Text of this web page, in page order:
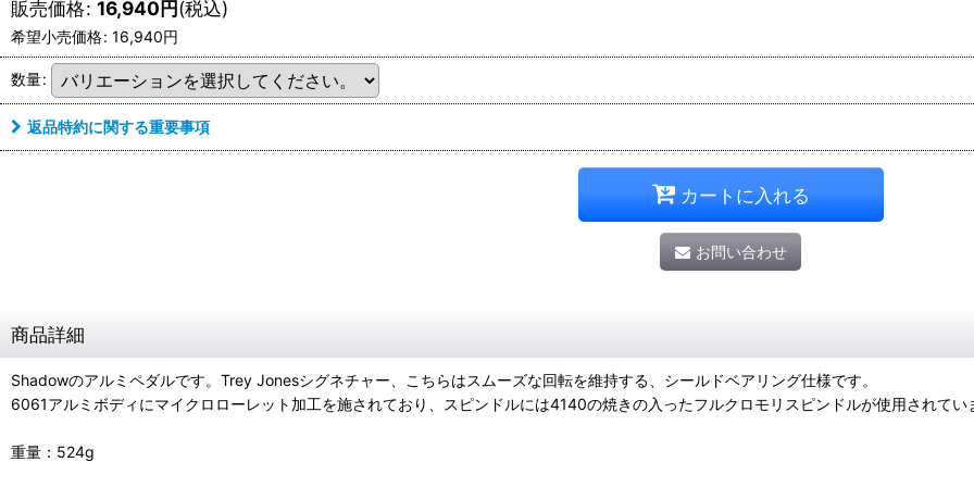
販売価格: 16,940円(税込)
希望小売価格: 16,940円
数量:
返品特約に関する重要事項
カートに入れる
お問い合わせ
商品詳細
Shadowのアルミペダルです。Trey Jonesシグネチャー、こちらはスムーズな回転を維持する、シールドベアリング仕様です。
6061アルミボディにマイクロローレット加工を施されており、スピンドルには4140の焼きの入ったフルクロモリスピンドルが使用されてい
重量：524g